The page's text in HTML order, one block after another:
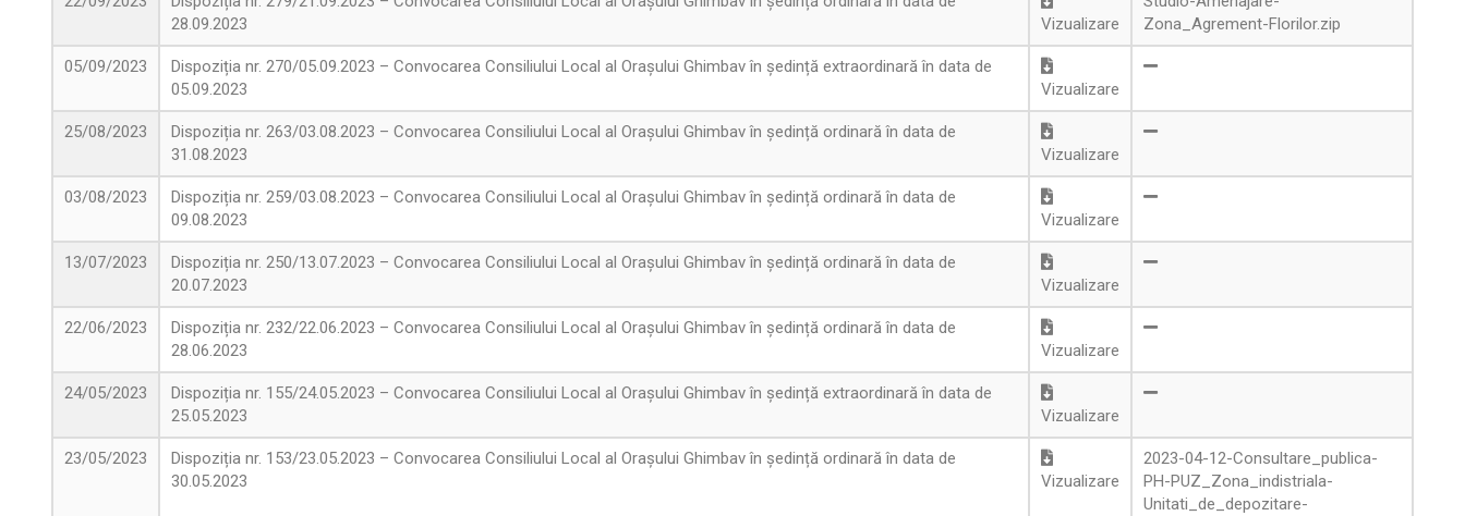
28.09.2023
Vizualizare
Zona_Agrement-Florilor.zip
05/09/2023
Dispoziția nr. 270/05.09.2023 – Convocarea Consiliului Local al Orașului Ghimbav în ședință extraordinară în data de
05.09.2023
Vizualizare
25/08/2023
Dispoziția nr. 263/03.08.2023 – Convocarea Consiliului Local al Orașului Ghimbav în ședință ordinară în data de
31.08.2023
Vizualizare
03/08/2023
Dispoziția nr. 259/03.08.2023 – Convocarea Consiliului Local al Orașului Ghimbav în ședință ordinară în data de
09.08.2023
Vizualizare
13/07/2023
Dispoziția nr. 250/13.07.2023 – Convocarea Consiliului Local al Orașului Ghimbav în ședință ordinară în data de
20.07.2023
Vizualizare
22/06/2023
Dispoziția nr. 232/22.06.2023 – Convocarea Consiliului Local al Orașului Ghimbav în ședință ordinară în data de
28.06.2023
Vizualizare
24/05/2023
Dispoziția nr. 155/24.05.2023 – Convocarea Consiliului Local al Orașului Ghimbav în ședință extraordinară în data de
25.05.2023
Vizualizare
23/05/2023
Dispoziția nr. 153/23.05.2023 – Convocarea Consiliului Local al Orașului Ghimbav în ședință ordinară în data de
30.05.2023
Vizualizare
2023-04-12-Consultare_publica-
PH-PUZ_Zona_indistriala-
Unitati_de_depozitare-